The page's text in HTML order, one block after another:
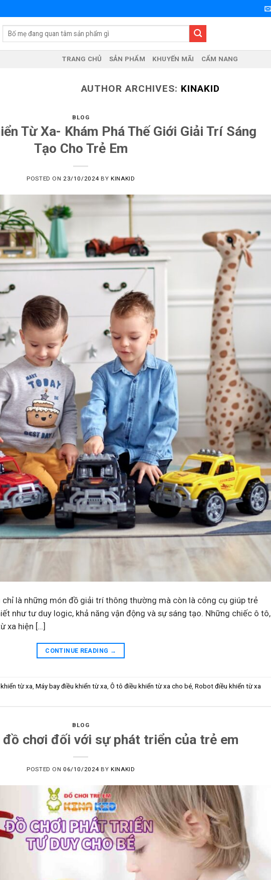
Tìm
TRANG CHỦ SẢN PHẨM KHUYẾN MÃI CẨM NANG
AUTHOR ARCHIVES: KINAKID
BLOG
Từ Xa- Khám Phá Thế Giới Giải Trí Sáng
Tạo Cho Trẻ Em
POSTED ON 23/10/2024 BYKINAKID
là những món đồ giải trí thông thường mà còn là công cụ giúp trẻ
như tư duy logic, khả năng vận động và sự sáng tạo. Những chiếc ô tô,
xa hiện […]
CONTINUE READING →
từ xa, Máy bay điều khiển từ xa, Ô tô điều khiển từ xa cho bé, Robot điều khiển từ xa
BLOG
chơi đối với sự phát triển của trẻ em
POSTED ON06/10/2024 BYKINAKID